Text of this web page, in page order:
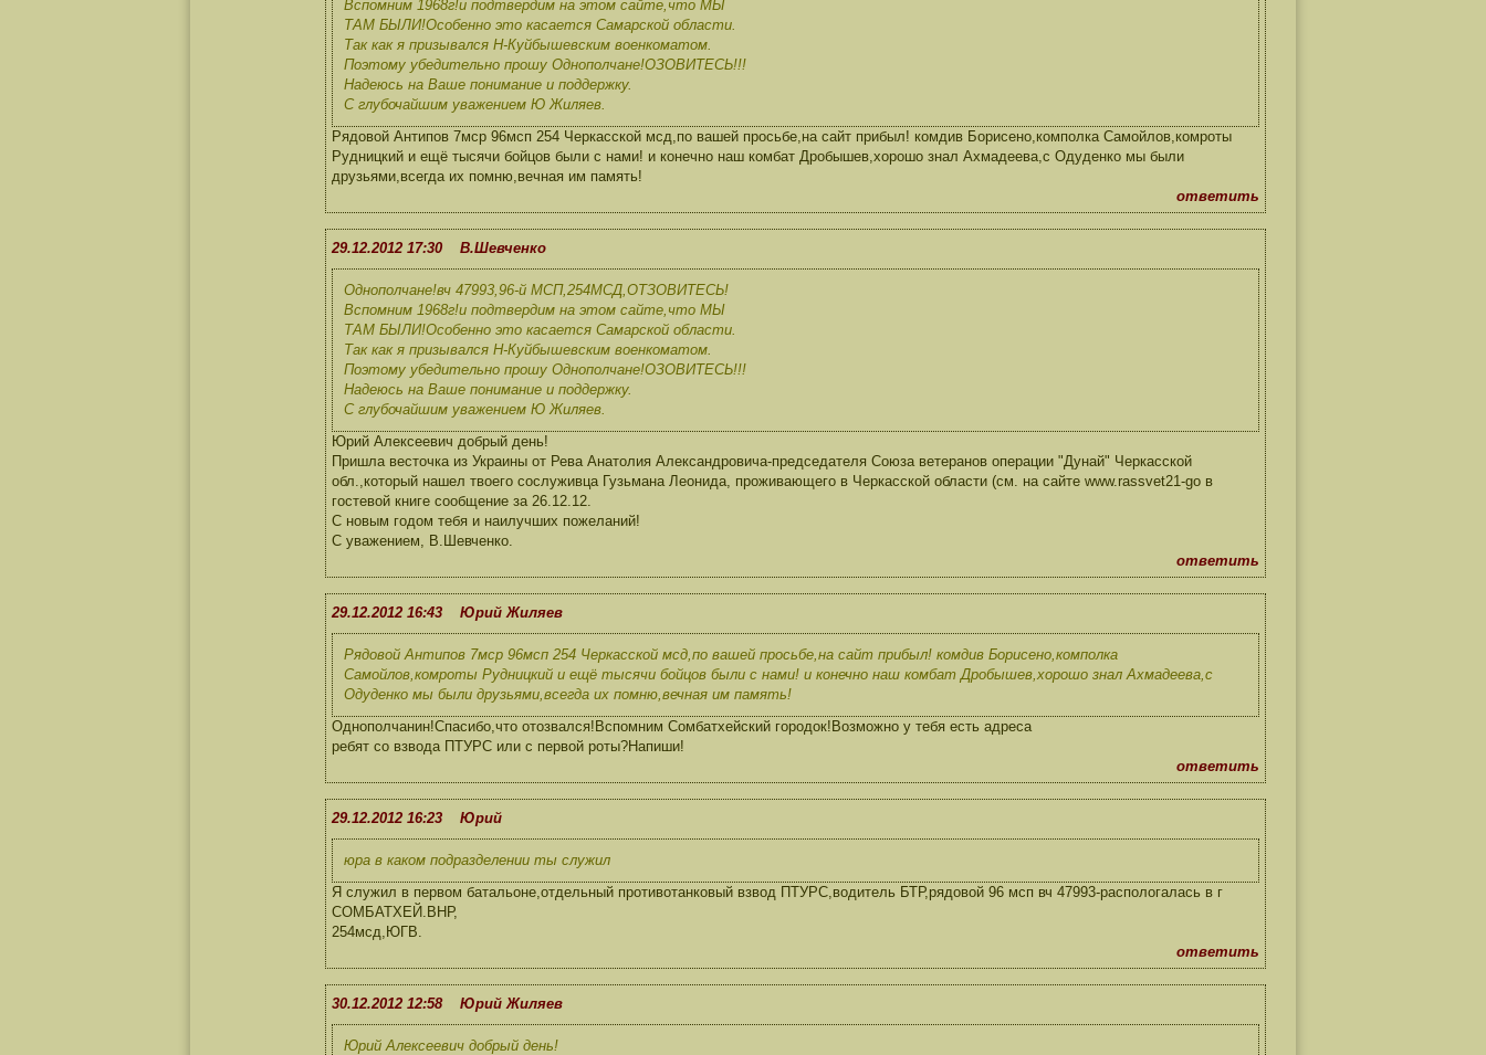
Вспомним 1968г!и подтвердим на этом сайте,что МЫ
ТАМ БЫЛИ!Особенно это касается Самарской области.
Так как я призывался Н-Куйбышевским военкоматом.
Поэтому убедительно прошу Однополчане!ОЗОВИТЕСЬ!!!
Надеюсь на Ваше понимание и поддержку.
С глубочайшим уважением Ю Жиляев.
Рядовой Антипов 7мср 96мсп 254 Черкасской мсд,по вашей просьбе,на сайт прибыл! комдив Борисено,комполка Самойлов,комроты
Рудницкий и ещё тысячи бойцов были с нами! и конечно наш комбат Дробышев,хорошо знал Ахмадеева,с Одуденко мы были
друзьями,всегда их помню,вечная им память!
ответить
29.12.2012 17:30 В.Шевченко
Однополчане!вч 47993,96-й МСП,254МСД,ОТЗОВИТЕСЬ!
Вспомним 1968г!и подтвердим на этом сайте,что МЫ
ТАМ БЫЛИ!Особенно это касается Самарской области.
Так как я призывался Н-Куйбышевским военкоматом.
Поэтому убедительно прошу Однополчане!ОЗОВИТЕСЬ!!!
Надеюсь на Ваше понимание и поддержку.
С глубочайшим уважением Ю Жиляев.
Юрий Алексеевич добрый день!
Пришла весточка из Украины от Рева Анатолия Александровича-председателя Союза ветеранов операции "Дунай" Черкасской
обл.,который нашел твоего сослуживца Гузьмана Леонида, проживающего в Черкасской области (см. на сайте www.rassvet21-go в
гостевой книге сообщение за 26.12.12.
С новым годом тебя и наилучших пожеланий!
С уважением, В.Шевченко.
ответить
29.12.2012 16:43 Юрий Жиляев
Рядовой Антипов 7мср 96мсп 254 Черкасской мсд,по вашей просьбе,на сайт прибыл! комдив Борисено,комполка
Самойлов,комроты Рудницкий и ещё тысячи бойцов были с нами! и конечно наш комбат Дробышев,хорошо знал Ахмадеева,с
Одуденко мы были друзьями,всегда их помню,вечная им память!
Однополчанин!Спасибо,что отозвался!Вспомним Сомбатхейский городок!Возможно у тебя есть адреса
ребят со взвода ПТУРС или с первой роты?Напиши!
ответить
29.12.2012 16:23 Юрий
юра в каком подразделении ты служил
Я служил в первом батальоне,отдельный противотанковый взвод ПТУРС,водитель БТР,рядовой 96 мсп вч 47993-распологалась в г
СОМБАТХЕЙ.ВНР,
254мсд,ЮГВ.
ответить
30.12.2012 12:58 Юрий Жиляев
Юрий Алексеевич добрый день!